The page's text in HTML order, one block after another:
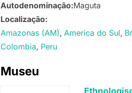
Autodenominação:Maguta
Localização:
Amazonas (AM) America do Sul
Colombia Peru
Museu